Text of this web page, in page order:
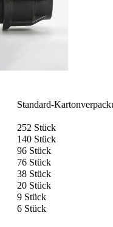
Standard-
252 Stück
140 Stück
96 Stück
76 Stück
38 Stück
20 Stück
9 Stück
6 Stück